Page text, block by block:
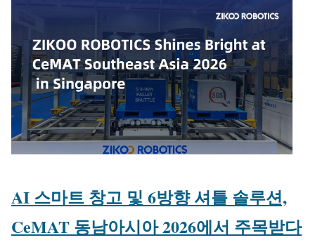
AI 스마트 창고 및 6방향 셔틀 솔루션,
CeMAT 동남아시아 2026에서 주목받다